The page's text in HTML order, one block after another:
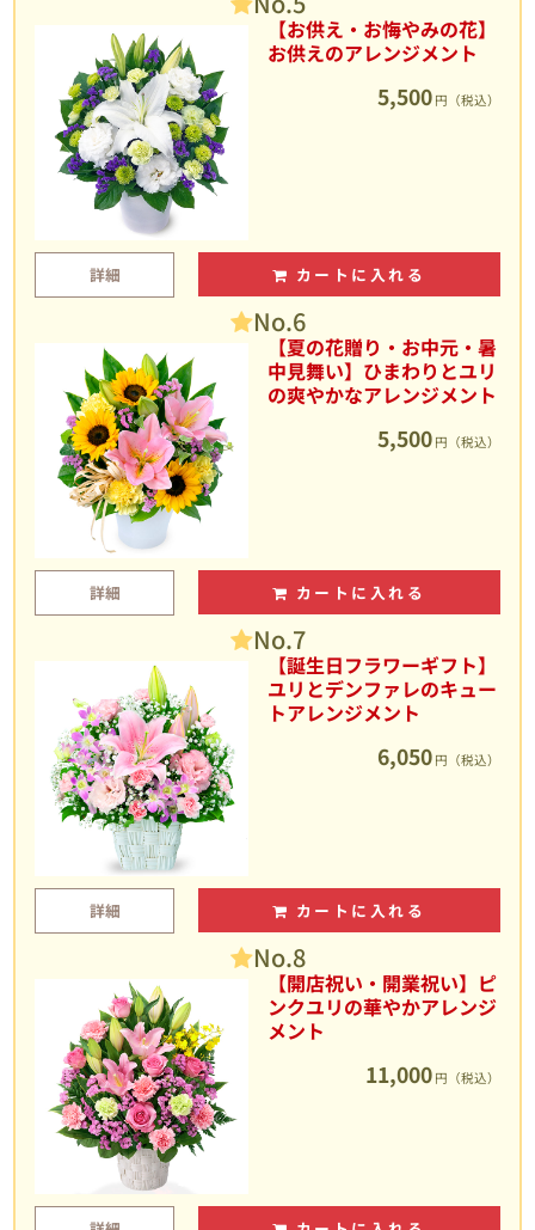
【お供え・お悔やみの花】
お供えのアレンジメント
5,500 円（税込）
詳細 カートに入れる
No.6
【夏の花贈り・お中元・暑
中見舞い】ひまわりとユリ
の爽やかなアレンジメント
5,500 円（税込）
詳細 カートに入れる
No.7
【誕生日フラワーギフト】
ユリとデンファレのキュー
トアレンジメント
6,050 円（税込）
詳細 カートに入れる
No.8
【開店祝い・開業祝い】ピ
ンクユリの華やかアレンジ
メント
11,000 円（税込）